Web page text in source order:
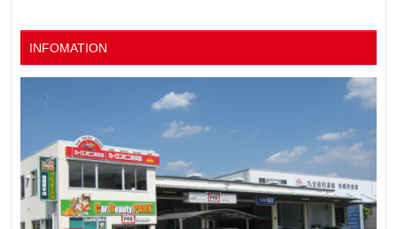
INFOMATION